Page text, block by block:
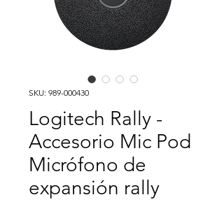
SKU: 989-000430
Logitech Rally -
Accesorio Mic Pod
Micrófono de
expansión rally